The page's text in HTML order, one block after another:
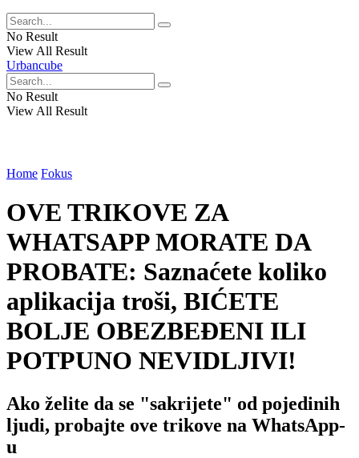
No Result
View All Result
Urbancube
No Result
View All Result
Home Fokus
OVE TRIKOVE ZA
WHATSAPP MORATE DA
PROBATE: Saznaćete koliko
aplikacija troši, BIĆETE
BOLJE OBEZBEĐENI ILI
POTPUNO NEVIDLJIVI!
Ako želite da se "sakrijete" od pojedinih
ljudi, probajte ove trikove na WhatsApp-
u